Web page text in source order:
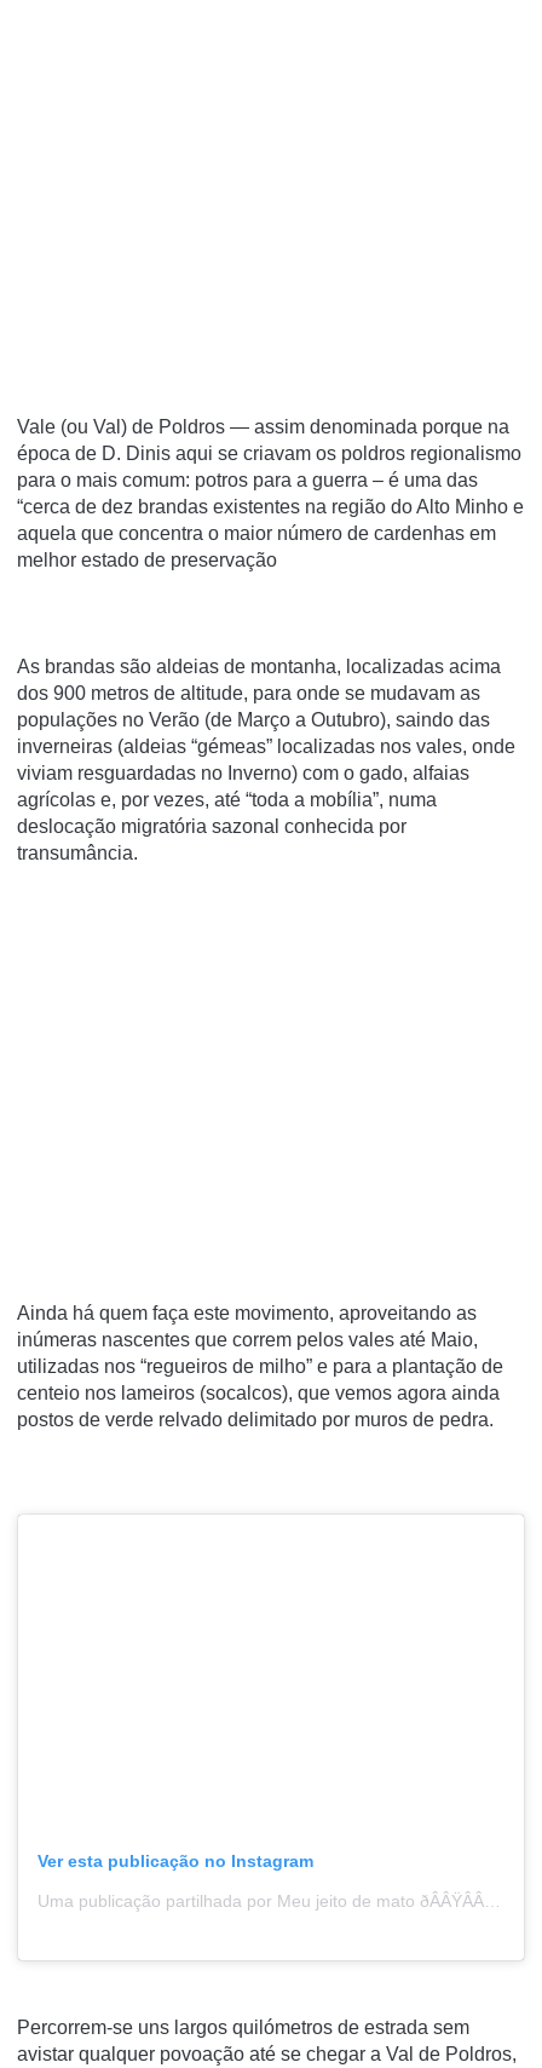
Vale (ou Val) de Poldros — assim denominada porque na
época de D. Dinis aqui se criavam os poldros regionalismo
para o mais comum: potros para a guerra – é uma das
“cerca de dez brandas existentes na região do Alto Minho e
aquela que concentra o maior número de cardenhas em
melhor estado de preservação
As brandas são aldeias de montanha, localizadas acima
dos 900 metros de altitude, para onde se mudavam as
populações no Verão (de Março a Outubro), saindo das
inverneiras (aldeias “gémeas” localizadas nos vales, onde
viviam resguardadas no Inverno) com o gado, alfaias
agrícolas e, por vezes, até “toda a mobília”, numa
deslocação migratória sazonal conhecida por
transumância.
Ainda há quem faça este movimento, aproveitando as
inúmeras nascentes que correm pelos vales até Maio,
utilizadas nos “regueiros de milho” e para a plantação de
centeio nos lameiros (socalcos), que vemos agora ainda
postos de verde relvado delimitado por muros de pedra.
Ver esta publicação no Instagram
Percorrem-se uns largos quilómetros de estrada sem
avistar qualquer povoação até se chegar a Val de Poldros,